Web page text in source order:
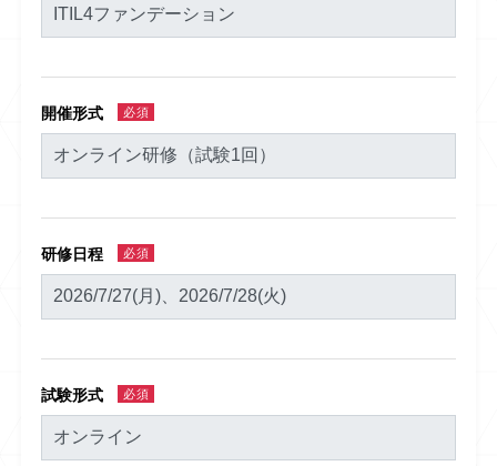
開催形式 必須
研修日程 必須
試験形式 必須